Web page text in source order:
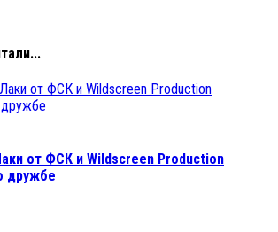
от ФСК и Wildscreen Production
дружбе